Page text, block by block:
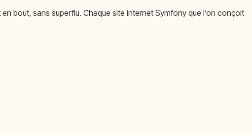
bout, sans superflu. Chaque site internet Symfony que l’on conçoit